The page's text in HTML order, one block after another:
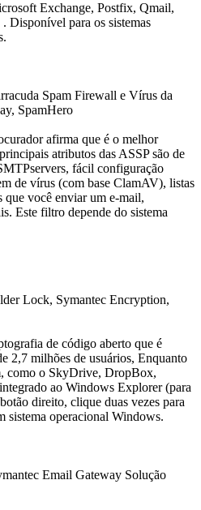
Exchange, Postfix, Qmail,
Disponível para os sistemas
Spam Firewall e Vírus da
SpamHero
afirma que é o melhor
atributos das ASSP são de
fácil configuração
de vírus (com base ClamAV), listas
que você enviar um e-mail,
Este filtro depende do sistema
Lock, Symantec Encryption,
de código aberto que é
2,7 milhões de usuários, Enquanto
como o SkyDrive, DropBox,
ao Windows Explorer (para
direito, clique duas vezes para
sistema operacional Windows.
Email Gateway Solução